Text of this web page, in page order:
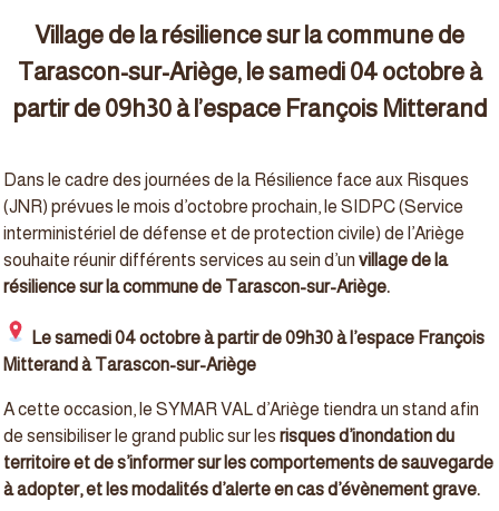
Village de la résilience sur la commune de
Tarascon-sur-Ariège, le samedi 04 octobre à
partir de 09h30 à l’espace François Mitterand
Dans le cadre des journées de la Résilience face aux Risques
(JNR) prévues le mois d’octobre prochain, le SIDPC (Service
interministériel de défense et de protection civile) de l’Ariège
souhaite réunir différents services au sein d’un village de la
résilience sur la commune de Tarascon-sur-Ariège.
Le samedi 04 octobre à partir de 09h30 à l’espace François
Mitterand à Tarascon-sur-Ariège
A cette occasion, le SYMAR VAL d’Ariège tiendra un stand afin
de sensibiliser le grand public sur les risques d’inondation du
territoireet de s’informer sur les comportements de sauvegarde
à adopter, et les modalités d’alerte en cas d’évènement grave.